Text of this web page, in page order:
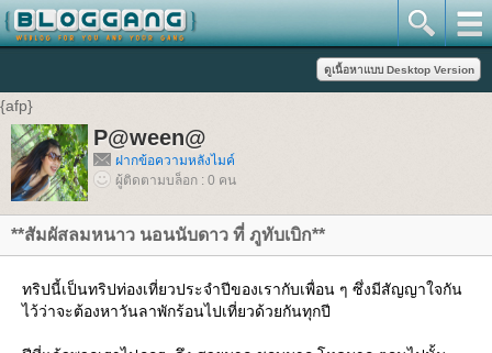
{afp}
P@ween@
ฝากข้อความหลังไมค์
ผู้ติดตามบล็อก : 0 คน
**สัมผัสลมหนาว นอนนับดาว ที่ ภูทับเบิก**
ทริปนี้เป็นทริปท่องเที่ยวประจำปีของเรากับเพื่อน ๆ ซึ่งมีสัญญาใจกัน
ไว้ว่าจะต้องหาวันลาพักร้อนไปเที่ยวด้วยกันทุกปี